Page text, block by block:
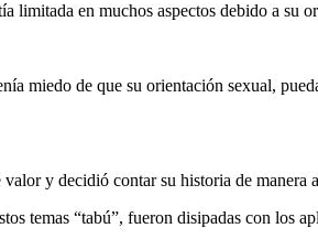
limitada en muchos aspectos debido a su
miedo de que su orientación sexual,
y decidió contar su historia de
temas “tabú”, fueron disipadas con los